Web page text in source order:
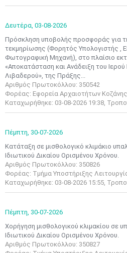
Δευτέρα, 03-08-2026
Πρόσκληση υποβολής προσφοράς για
τεκμηρίωσης (Φορητός Υπολογιστής ,
Φωτογραφική Μηχανή), στο πλαίσιο
«Αποκατάσταση και Ανάδειξη του
Λιβαδερού», της Πράξης...
Αριθμός Πρωτοκόλλου: 350542
Φορέας: Εφορεία Αρχαιοτήτων Κοζάνης
Καταχωρήθηκε: 03-08-2026 19:38,
Πέμπτη, 30-07-2026
Κατάταξη σε μισθολογικό κλιμάκιο
Ιδιωτικού Δικαίου Ορισμένου Χρόνου.
Αριθμός Πρωτοκόλλου: 350826
Φορέας: Τμήμα Υποστήριξης
Καταχωρήθηκε: 03-08-2026 15:55,
Πέμπτη, 30-07-2026
Χορήγηση μισθολογικού κλιμακίου σε
Ιδιωτικού Δικαίου Ορισμένου Χρόνου.
Αριθμός Πρωτοκόλλου: 350827